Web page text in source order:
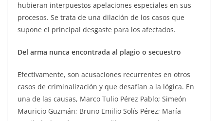
hubieran interpuestos apelaciones especiales en sus
procesos. Se trata de una dilación de los casos que
supone el principal desgaste para los afectados.
Del arma nunca encontrada al plagio o secuestro
Efectivamente, son acusaciones recurrentes en otros
casos de criminalización y que desafían a la lógica. En
una de las causas, Marco Tulio Pérez Pablo; Simeón
Mauricio Guzmán; Bruno Emilio Solís Pérez; María